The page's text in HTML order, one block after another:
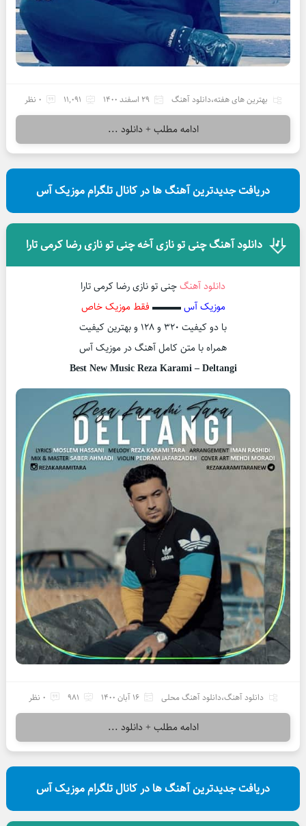
بهترین های هفته،دانلود آهنگ 29 اسفند 1400 11,091 0 نظر
ادامه مطلب + دانلود ...
دریافت جدیدترین آهنگ ها در کانال تلگرام موزیک آس
دانلود آهنگ چنی تو نازی آخه چنی تو نازی رضا کرمی تارا
دانلود آهنگچنی تو نازی رضا کرمی تارا
موزیک آس▬▬▬ فقط موزیک خاص
با دو کیفیت ۳۲۰ و ۱۲۸ و بهترین کیفیت
همراه با متن کامل آهنگ در موزیک آس
Best New Music Reza Karami – Deltangi
دانلود آهنگ،دانلود آهنگ محلی 16 آبان 1400 981 0 نظر
ادامه مطلب + دانلود ...
دریافت جدیدترین آهنگ ها در کانال تلگرام موزیک آس